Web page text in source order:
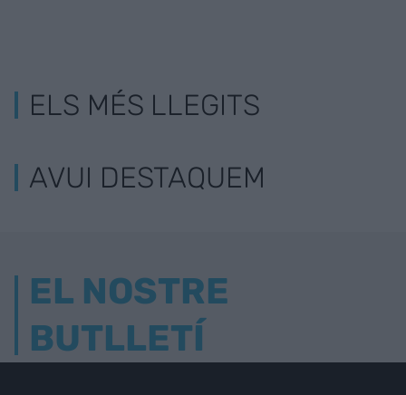
ELS MÉS LLEGITS
AVUI DESTAQUEM
EL NOSTRE
BUTLLETÍ